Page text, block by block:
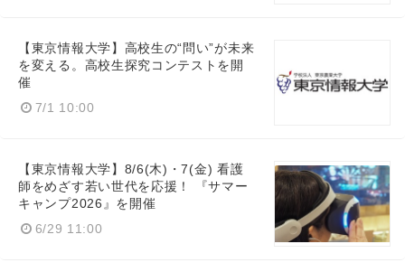
【東京情報大学】高校生の“問い”が未来
を変える。高校生探究コンテストを開
催
7/1 10:00
【東京情報大学】8/6(木)・7(金) 看護
師をめざす若い世代を応援！ 『サマー
キャンプ2026』を開催
6/29 11:00